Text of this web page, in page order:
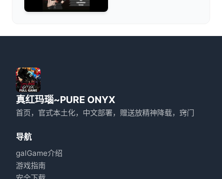
真红玛瑙~PURE ONYX
首页，官式本土化，中文部署，赠送放精神降载，窍门
导航
galGame介绍
游戏指南